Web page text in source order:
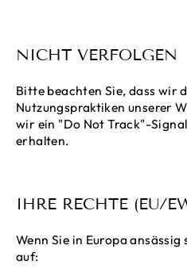
NICHT VERFOLGEN
Bitte beachten Sie, dass wir
Nutzungspraktiken unserer
wir ein "Do Not Track"-
erhalten.
IHRE RECHTE (EU/
Wenn Sie in Europa ansässig
auf: